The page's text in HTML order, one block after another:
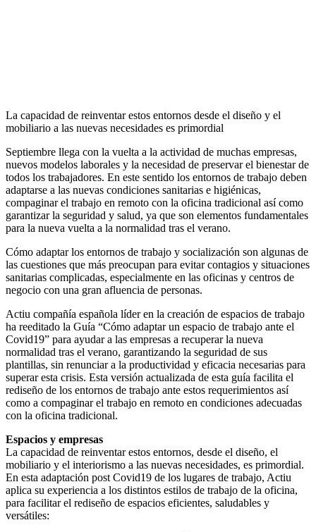
La capacidad de reinventar estos entornos desde el diseño y el
mobiliario a las nuevas necesidades es primordial
Septiembre llega con la vuelta a la actividad de muchas empresas,
nuevos modelos laborales y la necesidad de preservar el bienestar de
todos los trabajadores. En este sentido los entornos de trabajo deben
adaptarse a las nuevas condiciones sanitarias e higiénicas,
compaginar el trabajo en remoto con la oficina tradicional así como
garantizar la seguridad y salud, ya que son elementos fundamentales
para la nueva vuelta a la normalidad tras el verano.
Cómo adaptar los entornos de trabajo y socialización son algunas de
las cuestiones que más preocupan para evitar contagios y situaciones
sanitarias complicadas, especialmente en las oficinas y centros de
negocio con una gran afluencia de personas.
Actiu compañía española líder en la creación de espacios de trabajo
ha reeditado la Guía “Cómo adaptar un espacio de trabajo ante el
Covid19” para ayudar a las empresas a recuperar la nueva
normalidad tras el verano, garantizando la seguridad de sus
plantillas, sin renunciar a la productividad y eficacia necesarias para
superar esta crisis. Esta versión actualizada de esta guía facilita el
rediseño de los entornos de trabajo ante estos requerimientos así
como a compaginar el trabajo en remoto en condiciones adecuadas
con la oficina tradicional.
Espacios y empresas
La capacidad de reinventar estos entornos, desde el diseño, el
mobiliario y el interiorismo a las nuevas necesidades, es primordial.
En esta adaptación post Covid19 de los lugares de trabajo, Actiu
aplica su experiencia a los distintos estilos de trabajo de la oficina,
para facilitar el rediseño de espacios eficientes, saludables y
versátiles: